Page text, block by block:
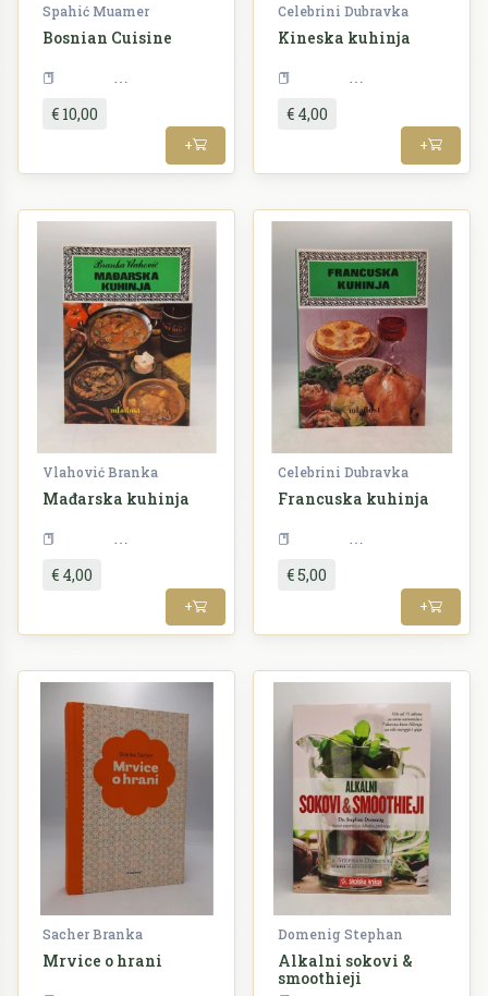
Spahić Muamer
Bosnian Cuisine
€ 10,00
+
Celebrini Dubravka
Kineska kuhinja
€ 4,00
+
Vlahović Branka
Mađarska kuhinja
€ 4,00
+
Celebrini Dubravka
Francuska kuhinja
€ 5,00
+
Sacher Branka
Mrvice o hrani
Domenig Stephan
Alkalni sokovi &
smoothieji